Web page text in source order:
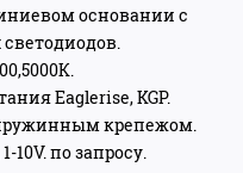
основании с
Eaglerise, KGP.
крепежом.
10V. по запросу.